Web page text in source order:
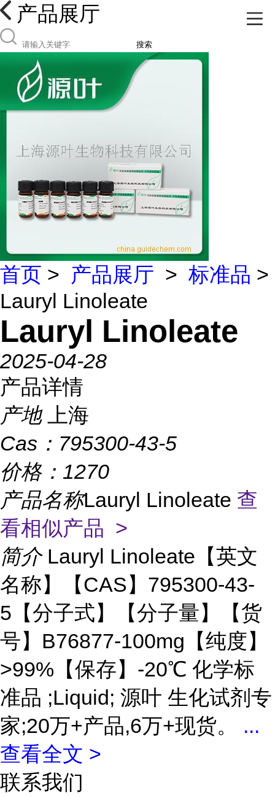
产品展厅
搜索
首页 > 产品展厅 > 标准品 >
Lauryl Linoleate
Lauryl Linoleate
2025-04-28
产品详情
产地
上海
Cas： 795300-43-5
价格： 1270
产品名称Lauryl Linoleate 查
看相似产品 >
简介 Lauryl Linoleate【英文
名称】【CAS】795300-43-
5【分子式】【分子量】【货
号】B76877-100mg【纯度】
>99%【保存】-20℃ 化学标
准品 ;Liquid; 源叶 生化试剂专
家;20万+产品,6万+现货。 ...
查看全文 >
联系我们